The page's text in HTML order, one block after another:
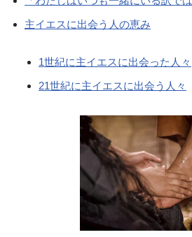
主イエスに出会う人の恵み
1世紀に主イエスに出会った人々
21世紀に主イエスに出会う人々